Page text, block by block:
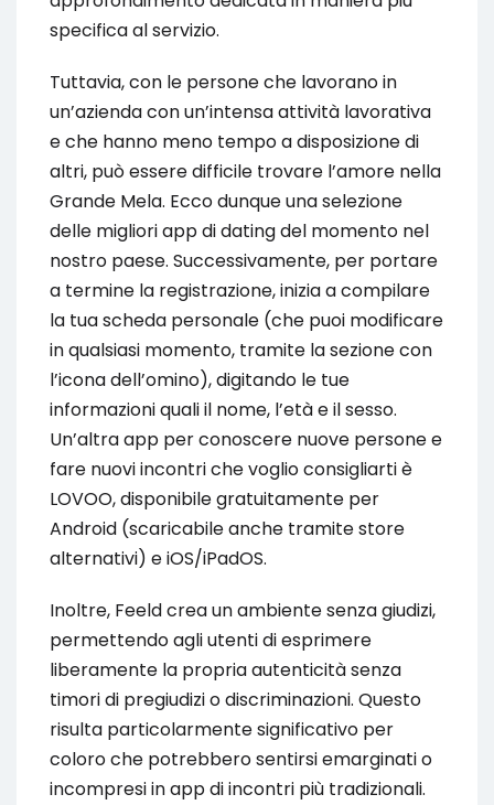
specifica al servizio.
Tuttavia, con le persone che lavorano in
un’azienda con un’intensa attività lavorativa
e che hanno meno tempo a disposizione di
altri, può essere difficile trovare l’amore nella
Grande Mela. Ecco dunque una selezione
delle migliori app di dating del momento nel
nostro paese. Successivamente, per portare
a termine la registrazione, inizia a compilare
la tua scheda personale (che puoi modificare
in qualsiasi momento, tramite la sezione con
l’icona dell’omino), digitando le tue
informazioni quali il nome, l’età e il sesso.
Un’altra app per conoscere nuove persone e
fare nuovi incontri che voglio consigliarti è
LOVOO, disponibile gratuitamente per
Android (scaricabile anche tramite store
alternativi) e iOS/iPadOS.
Inoltre, Feeld crea un ambiente senza giudizi,
permettendo agli utenti di esprimere
liberamente la propria autenticità senza
timori di pregiudizi o discriminazioni. Questo
risulta particolarmente significativo per
coloro che potrebbero sentirsi emarginati o
incompresi in app di incontri più tradizionali.